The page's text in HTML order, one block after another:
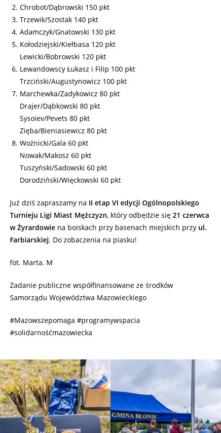
Chrobot/Dąbrowski 150 pkt
Trzewik/Szostak 140 pkt
Adamczyk/Gnatowski 130 pkt
Kołodziejski/Kiełbasa 120 pkt
Lewicki/Bobrowski 120 pkt
Lewandowscy Łukasz i Filip 100 pkt
Trzciński/Augustynowicz 100 pkt
Marchewka/Zadykowicz 80 pkt
Drajer/Dąbkowski 80 pkt
Sysoiev/Pevets 80 pkt
Zięba/Bieniasiewicz 80 pkt
Woźnicki/Gala 60 pkt
Nowak/Makosz 60 pkt
Tuszyński/Sadowski 60 pkt
Dorodziński/Więckowski 60 pkt
Już dziś zapraszamy na II etap VI edycji Ogólnopolskiego
Turnieju Ligi Miast Mężczyzn, który odbędzie się 21 czerwca
w Żyrardowie na boiskach przy basenach miejskich przy ul.
Farbiarskiej. Do zobaczenia na piasku!
fot. Marta. M
Zadanie publiczne współfinansowane ze środków
Samorządu Województwa Mazowieckiego
#Mazowszepomaga #programywspacia
#solidarnośćmazowiecka